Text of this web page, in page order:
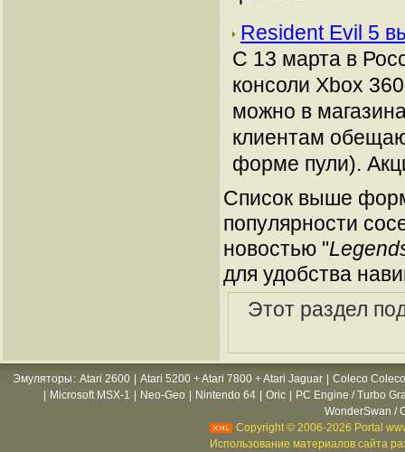
Resident Evil 5
С 13 марта в
консоли Xbox
можно в
клиентам
форме пули).
Список выше
популярности
новостью "
для удобства
Этот раздел
Эмуляторы : Atari 2600 Atari 5200 + Atari 7800 + Atari Jaguar
Coleco
Microsoft MSX-1 Neo-Geo Nintendo 64 Oric
PC Engine / Turbo
WonderSwan /
Copyright © 2006-2026 Portal
Использование материалов сайта